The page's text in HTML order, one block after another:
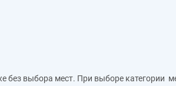
без выбора мест. При выборе